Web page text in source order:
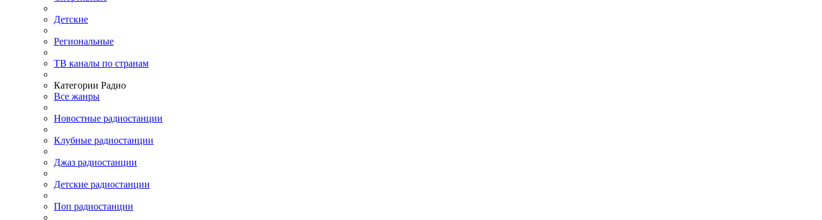
Детские
Региональные
ТВ каналы по странам
Категории Радио
Все жанры
Новостные радиостанции
Клубные радиостанции
Джаз радиостанции
Детские радиостанции
Поп радиостанции